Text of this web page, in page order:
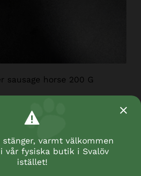
sausage horse 200 G
varmt välkommen
vår fysiska butik i Svalöv
istället!